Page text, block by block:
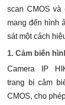
scan CMOS và
mang đến hình
sát một cách
1. Cảm biến
Camera IP
trang bị cảm
CMOS, cho